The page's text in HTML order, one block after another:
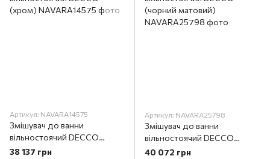
Артикул: NAVARA14575
Змішувач до ванни
вільностоячий DECCO
(хром)
38 137 грн
Артикул: NAVARA25798
Змішувач до ванни
вільностоячий DECCO
(чорний матовий)
40 072 грн